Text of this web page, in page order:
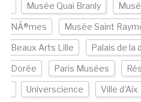
Musée Quai Branly
NÃ®mes Musée Saint
Beaux Arts Lille Palais de la
Dorée Paris Musées
Universcience Ville d'Aix